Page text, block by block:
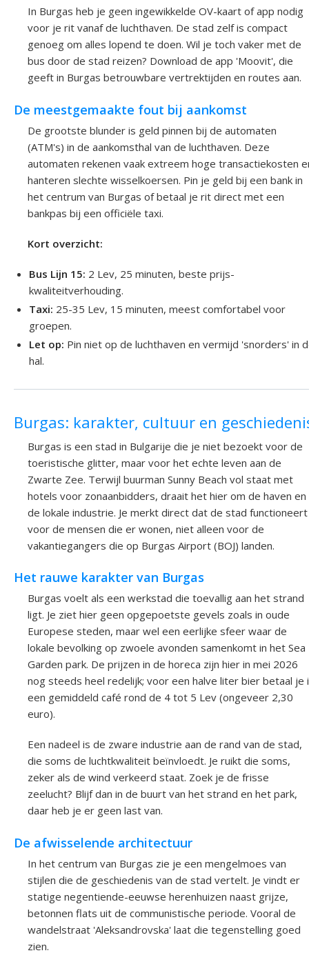
In Burgas heb je geen ingewikkelde OV-kaart of app nodig
voor je rit vanaf de luchthaven. De stad zelf is compact
genoeg om alles lopend te doen. Wil je toch vaker met de
bus door de stad reizen? Download de app 'Moovit', die
geeft in Burgas betrouwbare vertrektijden en routes aan.
De meestgemaakte fout bij aankomst
De grootste blunder is geld pinnen bij de automaten
(ATM's) in de aankomsthal van de luchthaven. Deze
automaten rekenen vaak extreem hoge transactiekosten
hanteren slechte wisselkoersen. Pin je geld bij een bank in
het centrum van Burgas of betaal je rit direct met een
bankpas bij een officiële taxi.
Kort overzicht:
Bus Lijn 15: 2 Lev, 25 minuten, beste prijs-
kwaliteitverhouding.
Taxi: 25-35 Lev, 15 minuten, meest comfortabel voor
groepen.
Let op: Pin niet op de luchthaven en vermijd 'snorders' in
hal.
Burgas: karakter, cultuur en
Burgas is een stad in Bulgarije die je niet bezoekt voor de
toeristische glitter, maar voor het echte leven aan de
Zwarte Zee. Terwijl buurman Sunny Beach vol staat met
hotels voor zonaanbidders, draait het hier om de haven en
de lokale industrie. Je merkt direct dat de stad functioneert
voor de mensen die er wonen, niet alleen voor de
vakantiegangers die op Burgas Airport (BOJ) landen.
Het rauwe karakter van Burgas
Burgas voelt als een werkstad die toevallig aan het strand
ligt. Je ziet hier geen opgepoetste gevels zoals in oude
Europese steden, maar wel een eerlijke sfeer waar de
lokale bevolking op zwoele avonden samenkomt in het Sea
Garden park. De prijzen in de horeca zijn hier in mei 2026
nog steeds heel redelijk; voor een halve liter bier betaal je
een gemiddeld café rond de 4 tot 5 Lev (ongeveer 2,30
euro).
Een nadeel is de zware industrie aan de rand van de stad,
die soms de luchtkwaliteit beïnvloedt. Je ruikt die soms,
zeker als de wind verkeerd staat. Zoek je de frisse
zeelucht? Blijf dan in de buurt van het strand en het park,
daar heb je er geen last van.
De afwisselende architectuur
In het centrum van Burgas zie je een mengelmoes van
stijlen die de geschiedenis van de stad vertelt. Je vindt er
statige negentiende-eeuwse herenhuizen naast grijze,
betonnen flats uit de communistische periode. Vooral de
wandelstraat 'Aleksandrovska' laat die tegenstelling goed
zien.